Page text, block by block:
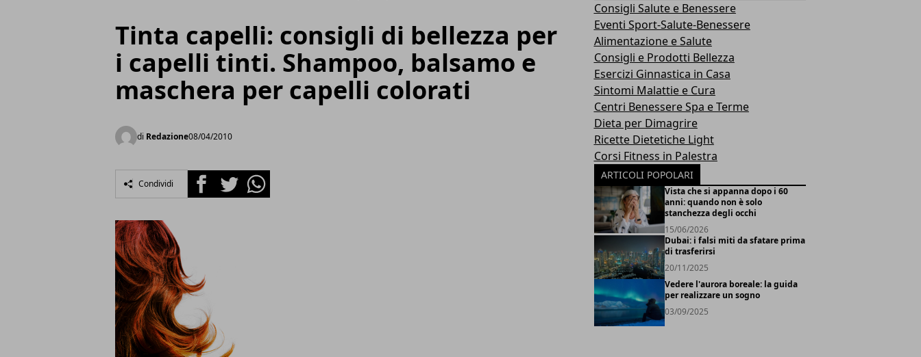
Tinta capelli: consigli di bellezza per
i capelli tinti. Shampoo, balsamo e
maschera per capelli colorati
di Redazione08/04/2010
Condividi FacebookTwitterWhatsapp
Consigli Salute e Benessere
Eventi Sport-Salute-Benessere
Alimentazione e Salute
Consigli e Prodotti Bellezza
Esercizi Ginnastica in Casa
Sintomi Malattie e Cura
Centri Benessere Spa e Terme
Dieta per Dimagrire
Ricette Dietetiche Light
Corsi Fitness in Palestra
ARTICOLI POPOLARI
Vista che si appanna dopo i 60
anni: quando non è solo
stanchezza degli occhi
15/06/2026
Dubai: i falsi miti da sfatare prima
di trasferirsi
20/11/2025
Vedere l'aurora boreale: la guida
per realizzare un sogno
03/09/2025